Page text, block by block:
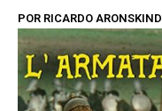
POR RICARDO ARONSKIND